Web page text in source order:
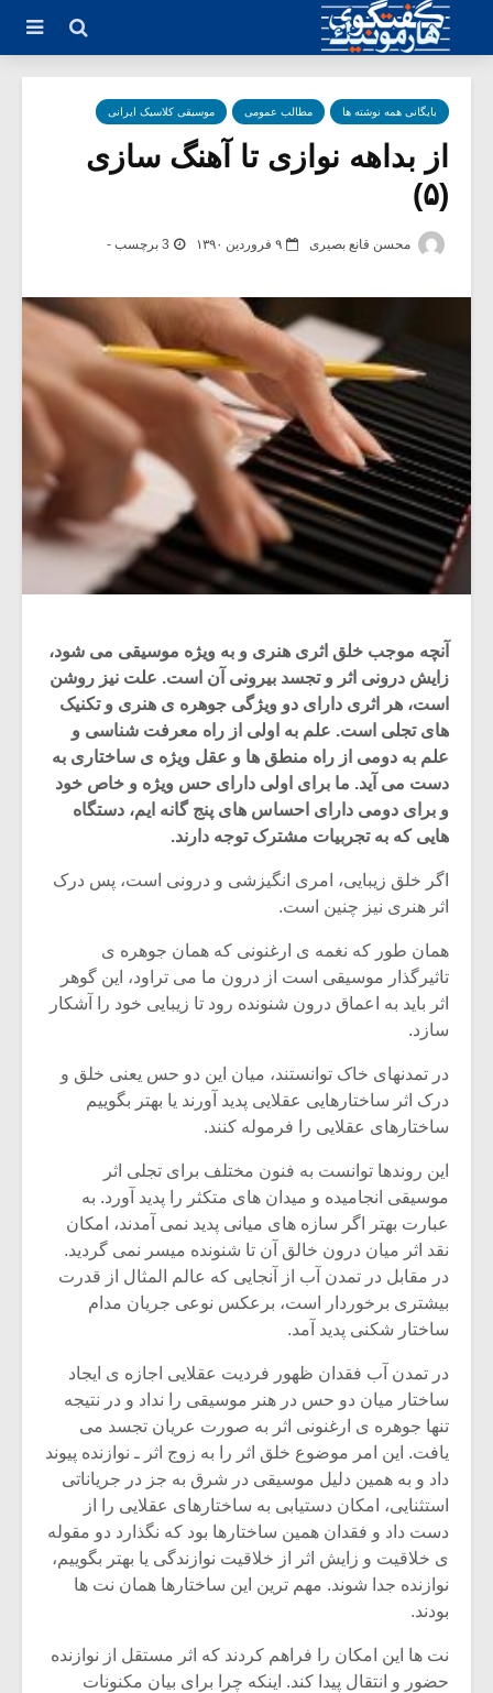
بایگانی همه نوشته ها مطالب عمومی موسیقی کلاسیک ایرانی
از بداهه نوازی تا آهنگ سازی
(۵)
محسن قانع بصیری ۹ فروردین ۱۳۹۰ 3 برچسب -
آنچه موجب خلق اثری هنری و به ویژه موسیقی می شود،
زایش درونی اثر و تجسد بیرونی آن است. علت نیز روشن
است، هر اثری دارای دو ویژگی جوهره ی هنری و تکنیک
های تجلی است. علم به اولی از راه معرفت شناسی و
علم به دومی از راه منطق ها و عقل ویژه ی ساختاری به
دست می آید. ما برای اولی دارای حس ویژه و خاص خود
و برای دومی دارای احساس های پنج گانه ایم، دستگاه
هایی که به تجربیات مشترک توجه دارند.
اگر خلق زیبایی، امری انگیزشی و درونی است، پس درک
اثر هنری نیز چنین است.
همان طور که نغمه ی ارغنونی که همان جوهره ی
تاثیرگذار موسیقی است از درون ما می تراود، این گوهر
اثر باید به اعماق درون شنونده رود تا زیبایی خود را آشکار
سازد.
در تمدنهای خاک توانستند، میان این دو حس یعنی خلق و
درک اثر ساختارهایی عقلایی پدید آورند یا بهتر بگوییم
ساختارهای عقلایی را فرموله کنند.
این روندها توانست به فنون مختلف برای تجلی اثر
موسیقی انجامیده و میدان های متکثر را پدید آورد. به
عبارت بهتر اگر سازه های میانی پدید نمی آمدند، امکان
نقد اثر میان درون خالق آن تا شنونده میسر نمی گردید.
در مقابل در تمدن آب از آنجایی که عالم المثال از قدرت
بیشتری برخوردار است، برعکس نوعی جریان مدام
ساختار شکنی پدید آمد.
در تمدن آب فقدان ظهور فردیت عقلایی اجازه ی ایجاد
ساختار میان دو حس در هنر موسیقی را نداد و در نتیجه
تنها جوهره ی ارغنونی اثر به صورت عریان تجسد می
یافت. این امر موضوع خلق اثر را به زوج اثر ـ نوازنده پیوند
داد و به همین دلیل موسیقی در شرق به جز در جریاناتی
استثنایی، امکان دستیابی به ساختارهای عقلایی را از
دست داد و فقدان همین ساختارها بود که نگذارد دو مقوله
ی خلاقیت و زایش اثر از خلاقیت نوازندگی یا بهتر بگوییم،
نوازنده جدا شوند. مهم ترین این ساختارها همان نت ها
بودند.
نت ها این امکان را فراهم کردند که اثر مستقل از نوازنده
حضور و انتقال پیدا کند. اینکه چرا برای بیان مکنونات
میکلوش روژا
یادداشتی بر موسیقی
متن فیلم «متری
شیش و نیم»
اگر نمی توانی
مشهورترین باشی،
بدنام ترین باش
موسیقی
موسیقی
سکانسی
موسیقی